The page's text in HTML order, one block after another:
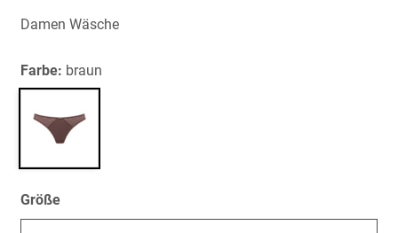
springen
Damen Wäsche
Farbe: braun
Größe